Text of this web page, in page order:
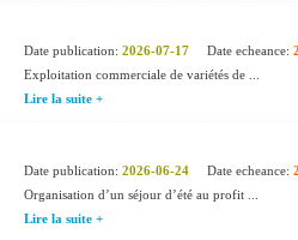
Date publication: 2026-07-17 Date echeance:
Exploitation commerciale de variétés de ...
Lire la suite +
Date publication: 2026-06-24 Date echeance:
Organisation d’un séjour d’été au profit ...
Lire la suite +